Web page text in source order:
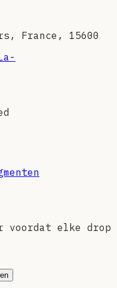
France, 15600
voordat elke drop